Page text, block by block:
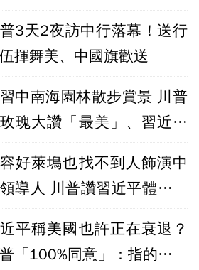
3天2夜訪中行落幕！送行
揮舞美、中國旗歡送
中南海園林散步賞景 川普
瑰大讚「最美」、習近平
好萊塢也找不到人飾演中
導人 川普讚習近平體格：
平稱美國也許正在衰退？
「100%同意」：指的是拜